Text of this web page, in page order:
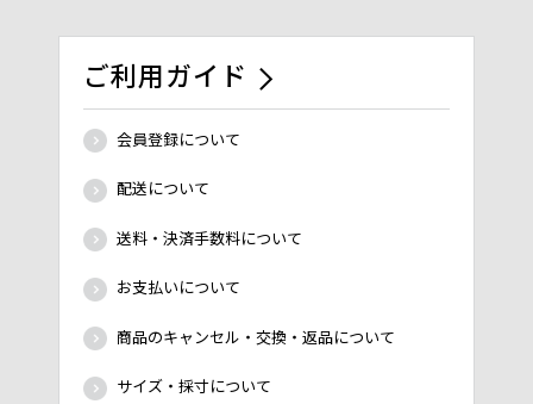
ご利用ガイド
会員登録について
配送について
送料・決済手数料について
お支払いについて
商品のキャンセル・交換・返品について
サイズ・採寸について